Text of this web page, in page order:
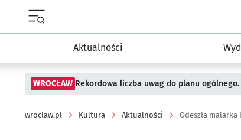
Aktualności
WROCŁAW Rekordowa liczba uwag do planu
wroclaw.pl Kultura Aktualności Odeszła malarka